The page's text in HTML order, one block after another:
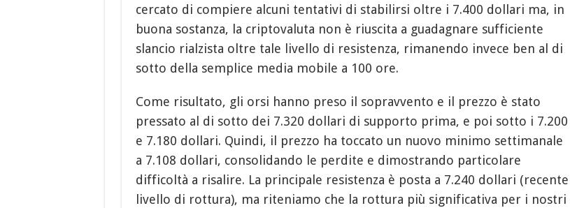
cercato di compiere alcuni tentativi di stabilirsi oltre i 7.400 dollari ma, in
buona sostanza, la criptovaluta non è riuscita a guadagnare sufficiente
slancio rialzista oltre tale livello di resistenza, rimanendo invece ben al di
sotto della semplice media mobile a 100 ore.
Come risultato, gli orsi hanno preso il sopravvento e il prezzo è stato
pressato al di sotto dei 7.320 dollari di supporto prima, e poi sotto i 7.200
e 7.180 dollari. Quindi, il prezzo ha toccato un nuovo minimo settimanale
a 7.108 dollari, consolidando le perdite e dimostrando particolare
difficoltà a risalire. La principale resistenza è posta a 7.240 dollari (recente
livello di rottura), ma riteniamo che la rottura più significativa per i nostri